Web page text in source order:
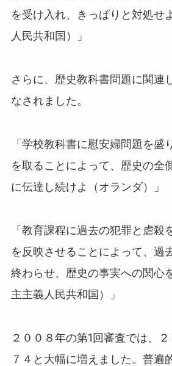
を受け入れ、きっぱりと対処せ
人民共和国）」
さらに、歴史教科書問題に関連
なされました。
「学校教科書に慰安婦問題を盛
を取ることによって、歴史の全
に伝達し続けよ（オランダ）」
「教育課程に過去の犯罪と虐殺
を反映させることによって、過
終わらせ、歴史の事実への関心
主主義人民共和国）」
２００８年の第1回審査では、
７４と大幅に増えました。普遍